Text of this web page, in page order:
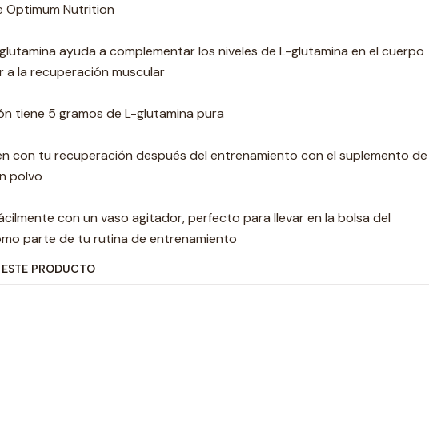
Optimum Nutrition
ayuda a complementar los niveles de L-glutamina en el cuerpo
a la recuperación muscular
tiene 5 gramos de L-glutamina pura
con tu recuperación después del entrenamiento con el suplemento de
polvo
con un vaso agitador, perfecto para llevar en la bolsa del
parte de tu rutina de entrenamiento
PRODUCTO